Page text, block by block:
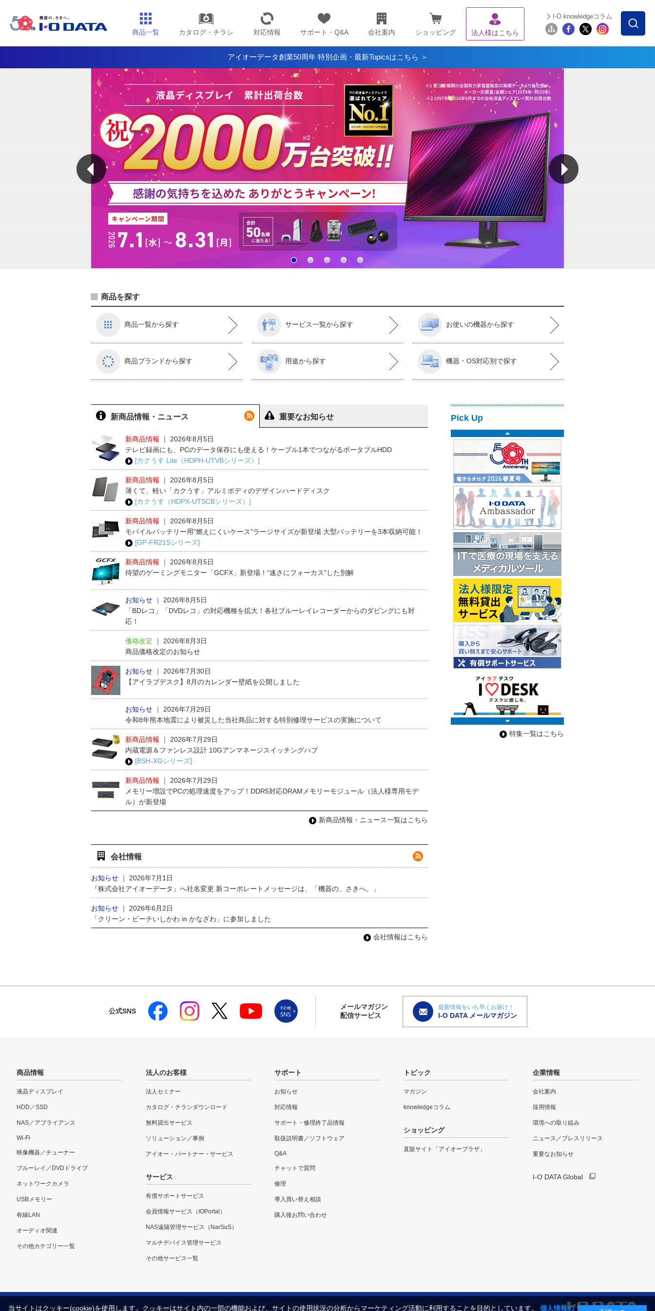
商品一覧 カタログ・チラシ 対応情報 サポート・Q&A 会社案内 ショッピング 法人様はこちら
I-O knowledgeコラム
アイオーデータ創業50周年 特別企画・最新Topicsはこちら ＞
商品を探す
商品一覧から探す
商品ブランドから探す
サービス一覧から探す
用途から探す
お使いの機器から探す
機器・OS対応別で探す
新商品情報・ニュース
新商品情報 ｜
2026年8月5日
テレビ録画にも、PCのデータ保存にも使える！ケーブル1本でつながるポータブルHDD
[カクうす Lite（HDPH-UTVBシリーズ）]
新商品情報 ｜
2026年8月5日
薄くて、軽い「カクうす」アルミボディのデザインハードディスク
[カクうす（HDPX-UTSCBシリーズ）]
新商品情報 ｜
2026年8月5日
モバイルバッテリー用"燃えにくいケース"ラージサイズが新登場 大型バッテリーを3本収納可能！
[GP-FR21Sシリーズ]
新商品情報 ｜
2026年8月5日
待望のゲーミングモニター「GCFX」新登場！“速さにフォーカス”した別解
お知らせ ｜
2026年8月5日
「BDレコ」「DVDレコ」の対応機種を拡大！各社ブルーレイレコーダーからのダビングにも対
応！
価格改定 ｜
2026年8月3日
商品価格改定のお知らせ
お知らせ ｜
2026年7月30日
【アイラブデスク】8月のカレンダー壁紙を公開しました
お知らせ ｜
2026年7月29日
令和8年熊本地震により被災した当社商品に対する特別修理サービスの実施について
新商品情報 ｜
2026年7月29日
内蔵電源＆ファンレス設計 10Gアンマネージスイッチングハブ
[BSH-XGシリーズ]
新商品情報 ｜
2026年7月29日
メモリー増設でPCの処理速度をアップ！DDR5対応DRAMメモリーモジュール（法人様専用モデ
ル）が新登場
新商品情報・ニュース一覧はこちら
重要なお知らせ
会社情報
お知らせ ｜
2026年7月1日
『株式会社アイオーデータ』へ社名変更 新コーポレートメッセージは、「機器の、さきへ。」
お知らせ ｜
2026年6月2日
「クリーン・ビーチいしかわ in かなざわ」に参加しました
会社情報はこちら
Pick Up
特集一覧はこちら
公式SNS
メールマガジン
配信サービス
最新情報をいち早くお届け！
I-O DATA メールマガジン
商品情報
液晶ディスプレイ
HDD／SSD
NAS／アプライアンス
Wi-Fi
映像機器／チューナー
ブルーレイ／DVDドライブ
ネットワークカメラ
USBメモリー
有線LAN
オーディオ関連
その他カテゴリー一覧
法人のお客様
法人セミナー
カタログ・チラシダウンロード
無料貸出サービス
ソリューション／事例
アイオー・パートナー・サービス
サービス
有償サポートサービス
会員情報サービス（IOPortal）
NAS遠隔管理サービス（NarSuS）
マルチデバイス管理サービス
その他サービス一覧
サポート
お知らせ
対応情報
サポート・修理終了品情報
取扱説明書／ソフトウェア
Q&A
チャットで質問
修理
導入買い替え相談
購入後お問い合わせ
トピック
マガジン
knowledgeコラム
ショッピング
直販サイト「アイオープラザ」
企業情報
会社案内
採用情報
環境への取り組み
ニュース／プレスリリース
重要なお知らせ
I-O DATA Global
当サイトはクッキー(cookie)を使用します。クッキーはサイト内の一部の機能および、サイトの使用状況の分析からマーケティング活動に利用することを目的としています。 個人情報の